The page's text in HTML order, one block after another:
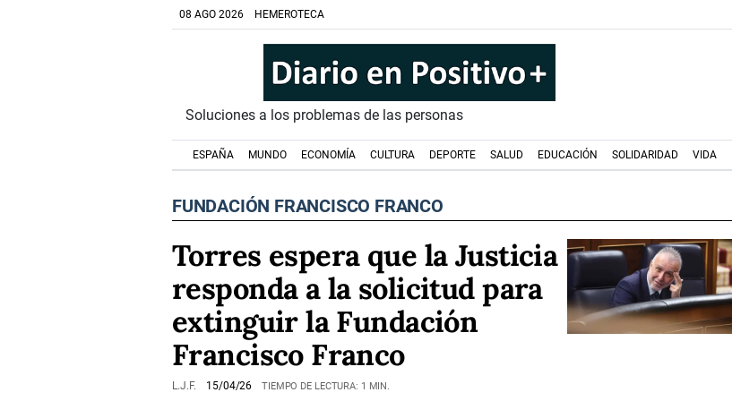
08 AGO 2026 HEMEROTECA
Soluciones a los problemas de las personas
ESPAÑA MUNDO ECONOMÍA CULTURA DEPORTE SALUD EDUCACIÓN SOLIDARIDAD VIDA
FUNDACIÓN FRANCISCO FRANCO
Torres espera que la Justicia
responda a la solicitud para
extinguir la Fundación
Francisco Franco
L.J.F. 15/04/26 TIEMPO DE LECTURA: 1 MIN.